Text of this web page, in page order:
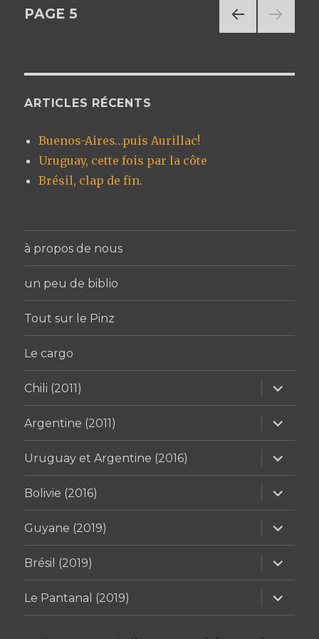
Navigation
articles
ÉDE
PAGE 5
ARTICLES RÉCENTS
Buenos-Aires…puis Aurillac!
Uruguay, cette fois par la côte
Brésil, clap de fin.
à propos de nous
un peu de biblio
Tout sur le Pinz
Le cargo
Chili (2011)
ouvrir
le
sous-
menu
Argentine (2011)
ouvrir
le
sous-
menu
Uruguay et Argentine (2016)
ouvrir
le
sous-
menu
Bolivie (2016)
ouvrir
le
sous-
menu
Guyane (2019)
ouvrir
le
sous-
menu
Brésil (2019)
ouvrir
le
sous-
menu
Le Pantanal (2019)
ouvrir
le
sous-